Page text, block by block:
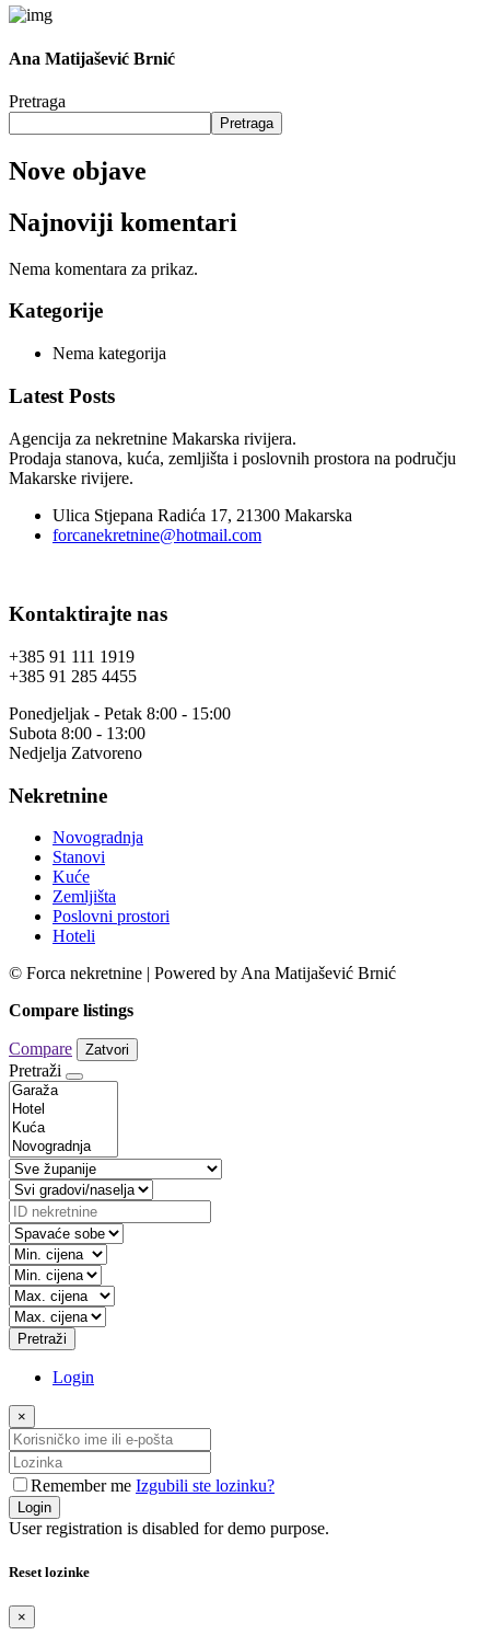
Ana Matijašević Brnić
Pretraga
Pretraga
Nove objave
Najnoviji komentari
Nema komentara za prikaz.
Kategorije
Nema kategorija
Latest Posts
Agencija za nekretnine Makarska rivijera.
Prodaja stanova, kuća, zemljišta i poslovnih prostora na području
Makarske rivijere.
Ulica Stjepana Radića 17, 21300 Makarska
forcanekretnine@hotmail.com
Kontaktirajte nas
+385 91 111 1919
+385 91 285 4455
Ponedjeljak - Petak 8:00 - 15:00
Subota 8:00 - 13:00
Nedjelja Zatvoreno
Nekretnine
Novogradnja
Stanovi
Kuće
Zemljišta
Poslovni prostori
Hoteli
© Forca nekretnine | Powered by Ana Matijašević Brnić
Compare listings
Compare Zatvori
Pretraži
Pretraži
Login
×
Remember me Izgubili ste lozinku?
Login
User registration is disabled for demo purpose.
Reset lozinke
×